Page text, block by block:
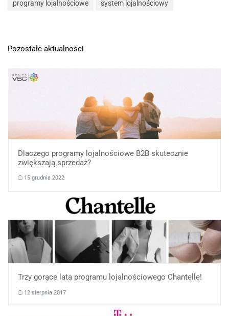
programy lojalnościowe system lojalnościowy
Pozostałe aktualności
Dlaczego programy lojalnościowe B2B skutecznie
zwiększają sprzedaż?
15 grudnia 2022
Trzy gorące lata programu lojalnościowego Chantelle!
12 sierpnia 2017